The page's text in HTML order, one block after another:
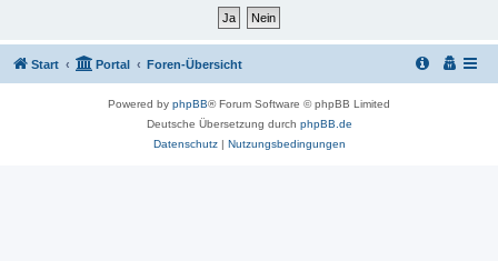
Start Portal Foren-Übersicht
Powered by phpBB® Forum Software © phpBB Limited
Deutsche Übersetzung durch phpBB.de
Datenschutz| Nutzungsbedingungen